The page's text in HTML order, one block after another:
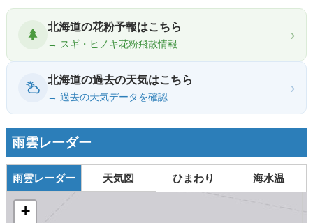
北海道の花粉予報はこちら
→ スギ・ヒノキ花粉飛散情報
›
北海道の過去の天気はこちら
→ 過去の天気データを確認
›
雨雲レーダー
雨雲レーダー 天気図 ひまわり 海水温
+